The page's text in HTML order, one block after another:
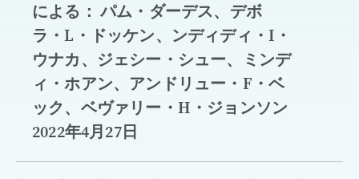
による： パム・ダーデス、デボ
ラ・L・ドッケン、ンディディ・I・
ウナカ、ジェシー・シュー、ミンデ
ィ・ホアン、アンドリュー・F・ベ
ック、ベヴァリー・H・ジョンソン
2022年4月27日